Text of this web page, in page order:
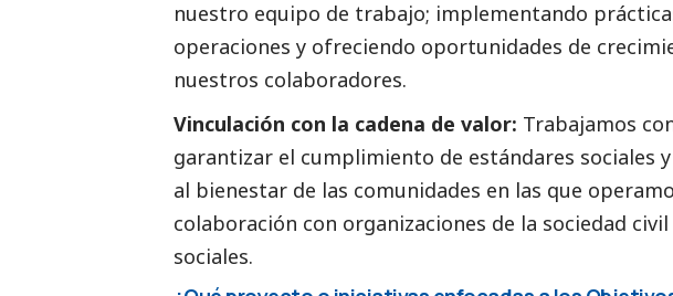
nuestro equipo de trabajo; implementando
operaciones y ofreciendo oportunidades de
nuestros colaboradores.
Vinculación con la cadena de valor: Trabajamos
garantizar el cumplimiento de estándares sociales
al bienestar de las comunidades en las que
colaboración con organizaciones de la sociedad
sociales.